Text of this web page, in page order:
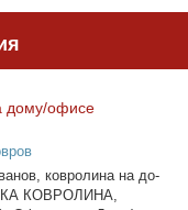
до­му/офи­се
ков­ро­ли­на на до­
КОВРОЛИНА,